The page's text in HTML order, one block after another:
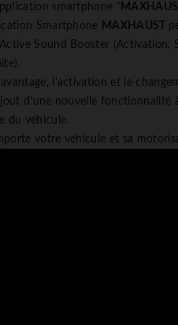
smartphone "
Smartphone MAXHAUST
Sound Booster (Activation,
l'activation et le
d'une nouvelle fonctionnalité
du véhicule.
votre véhicule et sa